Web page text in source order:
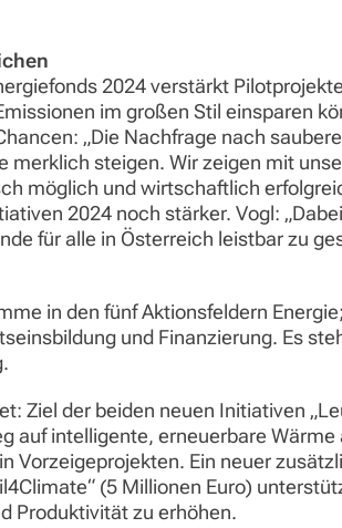
2024 verstärkt
im großen Stil einsparen
„Die Nachfrage nach
steigen. Wir zeigen mit
möglich und wirtschaftlich
2024 noch stärker. Vogl:
für alle in Österreich leistbar zu
in den fünf Aktionsfeldern
und Finanzierung. Es
Ziel der beiden neuen Initiativen
auf intelligente, erneuerbare
Vorzeigeprojekten. Ein neuer
(5 Millionen Euro)
Produktivität zu erhöhen.